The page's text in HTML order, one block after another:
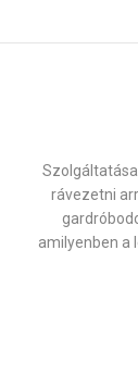
rávezetni
amilyenben a